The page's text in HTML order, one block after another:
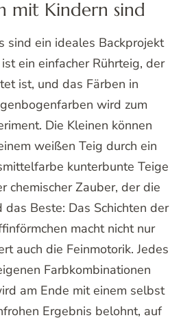
mit Kindern sind
sind ein ideales Backprojekt
ein einfacher Rührteig, der
ist, und das Färben in
wird zum
Die Kleinen können
weißen Teig durch ein
kunterbunte Teige
chemischer Zauber, der die
das Beste: Das Schichten der
macht nicht nur
auch die Feinmotorik. Jedes
Farbkombinationen
am Ende mit einem selbst
Ergebnis belohnt, auf